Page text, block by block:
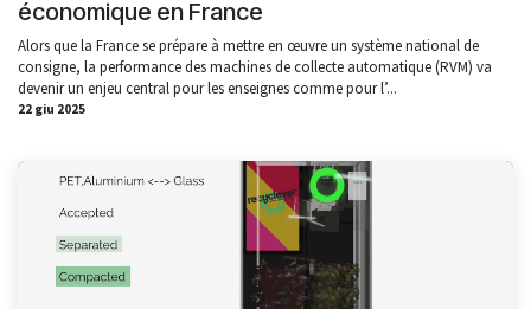
économique en France
Alors que la France se prépare à mettre en œuvre un système national de
consigne, la performance des machines de collecte automatique (RVM) va
devenir un enjeu central pour les enseignes comme pour l’...
22 giu 2025